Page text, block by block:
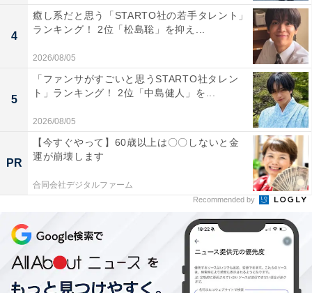
グネチャーパビリオン「null²（ヌルヌル）」。「ヌル
（null、プログラミング分野で値がない状態を表す）」
という概念を軸に、存在と非存在の相互作用を探求する
パビリオンで、3つの体験モードがあります。
静寂と騒音、光と闇、生と死——相反する要素が交錯す
るデジタルネイチャー（計算機自然）への旅は、あなた
の常識を覆し、世界観を大きく揺さぶるかもしれませ
ん。
回答者からは、「落合陽一氏がプロデュースしていると
ころがまず興味深く近未来的な体験をできそうだから」
（40代女性／埼玉県）、「異次元の感覚を味わえる」
（50代女性／滋賀県）、「建物が動いている映像をみ
て、どんな内容なのか気になったから」（40代女性／埼
4
癒し系だと思う「STARTO社の若手タレント」
ランキング！ 2位「松島聡」を抑え...
2026/08/05
5
「ファンサがすごいと思うSTARTO社タレン
ト」ランキング！ 2位「中島健人」を...
2026/08/05
PR
【今すぐやって】60歳以上は〇〇しないと金
運が崩壊します
合同会社デジタルファーム
Recommended by